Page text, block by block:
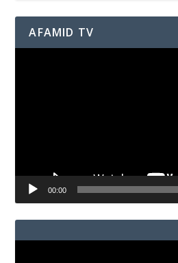
AFAMID TV
00:00